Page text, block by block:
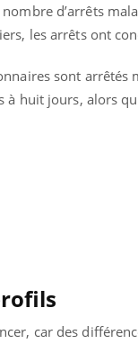
nombre d’arrêts
les arrêts ont
sont arrêtés
huit jours, alors
car des